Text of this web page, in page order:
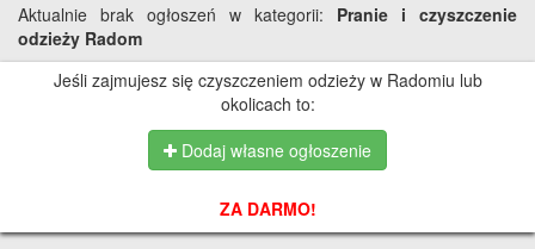
Aktualnie brak ogłoszeń w kategorii: Pranie i czyszczenie
odzieży Radom
Jeśli zajmujesz się czyszczeniem odzieży w Radomiu lub
okolicach to:
Dodaj własne ogłoszenie
ZA DARMO!